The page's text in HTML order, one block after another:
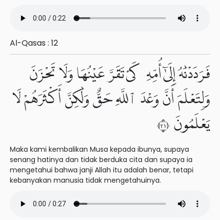
Al-Qasas : 12
فَرَدَدْنَٰهُ إِلَىٰٓ أُمِّهِۦ كَىْ تَقَرَّ عَيْنُهَا وَلَا تَحْزَنَ
وَلِتَعْلَمَ أَنَّ وَعْدَ ٱللَّهِ حَقٌّ وَلَٰكِنَّ أَكْثَرَهُمْ لَا
يَعْلَمُونَ ١٣
Maka kami kembalikan Musa kepada ibunya, supaya
senang hatinya dan tidak berduka cita dan supaya ia
mengetahui bahwa janji Allah itu adalah benar, tetapi
kebanyakan manusia tidak mengetahuinya.